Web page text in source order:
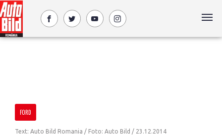
FORD
Text: Auto Bild Romania / Foto: Auto Bild / 23.12.2014